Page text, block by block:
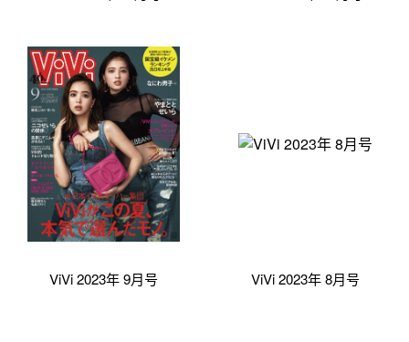
ViVi 2023年 9月号 ViVi 2023年 8月号